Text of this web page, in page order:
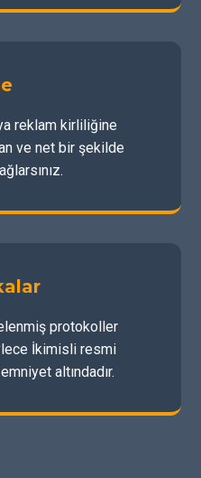
reklam kirliliğine
ve net bir şekilde
protokoller
İkimisli resmi
altındadır.